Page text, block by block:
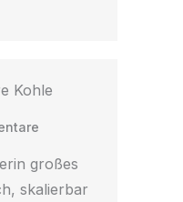
Kohle
großes
skalierbar